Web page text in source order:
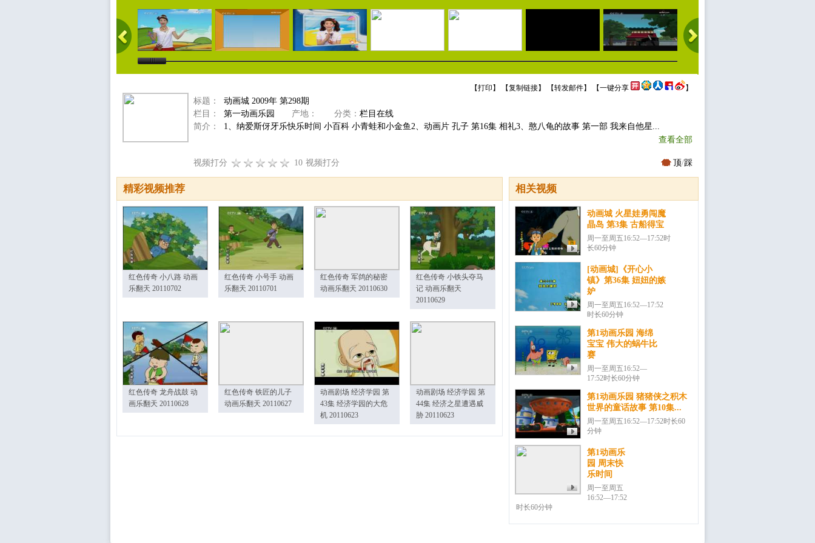
【打印 】 【复制链接】 【转发邮件】 【一键分享 】
标题：
动画城 2009年 第298期
栏目：
第一动画乐园 产地： 分类： 栏目在线
简介：
1、纳爱斯伢牙乐快乐时间 小百科 小青蛙和小金鱼2、动画片 孔子 第16集 相礼3、憨八龟的故事 第一部 我来自他星...
查看全部
视频打分 10 视频打分 顶/踩
相关视频
动画城 火星娃勇闯魔
晶岛 第3集 古船得宝
周一至周五16:52—17:52时
长60分钟
[动画城]《开心小
镇》第36集 妞妞的嫉
妒
周一至周五16:52—17:52
时长60分钟
第1动画乐园 海绵
宝宝 伟大的蜗牛比
赛
周一至周五16:52—
17:52时长60分钟
第1动画乐园 猪猪侠之积木
世界的童话故事 第10集...
周一至周五16:52—17:52时长60
分钟
第1动画乐
园 周末快
乐时间
周一至周五
16:52—17:52
时长60分钟
精彩视频推荐
红色传奇 小八路 动画
乐翻天 20110702
红色传奇 小号手 动画
乐翻天 20110701
红色传奇 军鸽的秘密
动画乐翻天 20110630
红色传奇 小铁头夺马
记 动画乐翻天
20110629
红色传奇 龙舟战鼓 动
画乐翻天 20110628
红色传奇 铁匠的儿子
动画乐翻天 20110627
动画剧场 经济学园 第
43集 经济学园的大危
机 20110623
动画剧场 经济学园 第
44集 经济之星遭遇威
胁 20110623